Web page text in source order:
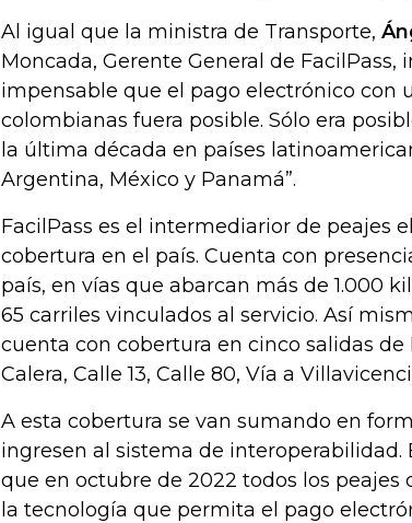
Al igual que la ministra de Transporte,
Moncada, Gerente General de FacilPass,
impensable que el pago electrónico con
colombianas fuera posible. Sólo era
la última década en países
Argentina, México y Panamá”.
FacilPass es el intermediarior de peajes
cobertura en el país. Cuenta con
país, en vías que abarcan más de 1.000
65 carriles vinculados al servicio. Así
cuenta con cobertura en cinco salidas de
Calera, Calle 13, Calle 80, Vía a
A esta cobertura se van sumando en
ingresen al sistema de interoperabilidad.
que en octubre de 2022 todos los
la tecnología que permita el pago